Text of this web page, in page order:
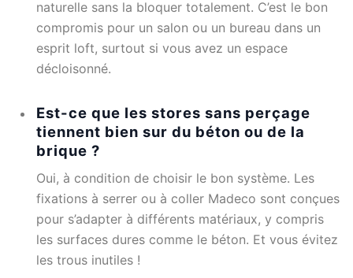
naturelle sans la bloquer totalement. C’est le bon
compromis pour un salon ou un bureau dans un
esprit loft, surtout si vous avez un espace
décloisonné.
Est-ce que les stores sans perçage
tiennent bien sur du béton ou de la
brique ?
Oui, à condition de choisir le bon système. Les
fixations à serrer ou à coller Madeco sont conçues
pour s’adapter à différents matériaux, y compris
les surfaces dures comme le béton. Et vous évitez
les trous inutiles !